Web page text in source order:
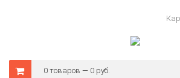
0 товаров — 0 руб.